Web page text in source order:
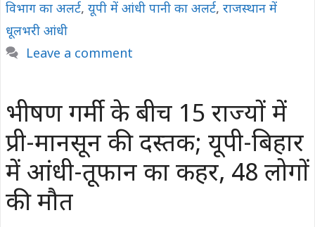
विभाग का अलर्ट, यूपी में आंधी पानी का अलर्ट, राजस्थान में
धूलभरी आंधी
Leave a comment
भीषण गर्मी के बीच 15 राज्यों में
प्री-मानसून की दस्तक; यूपी-बिहार
में आंधी-तूफान का कहर, 48 लोगों
की मौत